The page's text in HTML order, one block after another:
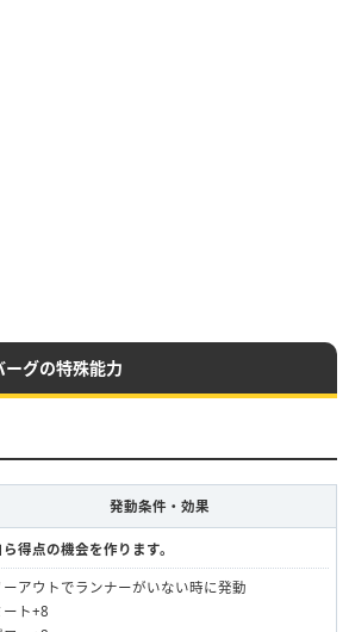
グの特殊能力
発動条件・効果
ら得点の機会を作ります。
ーアウトでランナーがいない時に発動
ート+8